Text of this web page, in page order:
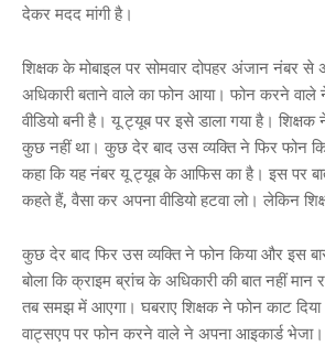
देकर मदद मांगी है।
शिक्षक के मोबाइल पर सोमवार दोपहर अंजान नंबर से
अधिकारी बताने वाले का फोन आया। फोन करने
वीडियो बनी है। यू ट्यूब पर इसे डाला गया है।
कुछ नहीं था। कुछ देर बाद उस व्यक्ति ने फिर फोन
कहा कि यह नंबर यू ट्यूब के आफिस का है। इस पर
कहते हैं, वैसा कर अपना वीडियो हटवा लो। लेकिन
कुछ देर बाद फिर उस व्यक्ति ने फोन किया और इस
बोला कि क्राइम ब्रांच के अधिकारी की बात नहीं
तब समझ में आएगा। घबराए शिक्षक ने फोन काट
वाट्सएप पर फोन करने वाले ने अपना आइकार्ड